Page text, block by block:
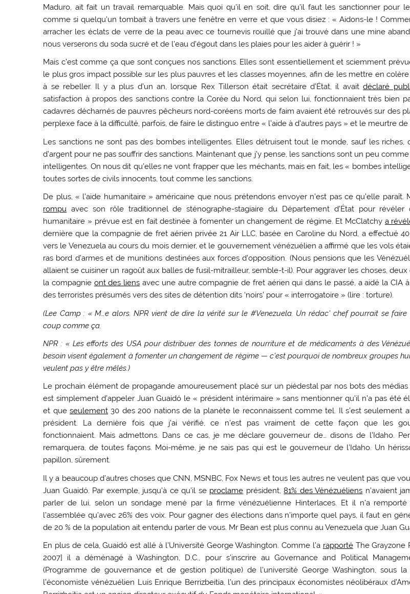
Maduro, ait fait un travail remarquable. Mais quoi qu’il en soit, dire qu’il faut les sanctionner pour
comme si quelqu’un tombait à travers une fenêtre en verre et que vous disiez : « Aidons-le !
arracher les éclats de verre de la peau avec ce tournevis rouillé que j’ai trouvé dans une mine
nous verserons du soda sucré et de l’eau d’égout dans les plaies pour les aider à guérir ! »
Mais c’est comme ça que sont conçues nos sanctions. Elles sont essentiellement et sciemment
le plus gros impact possible sur les plus pauvres et les classes moyennes, afin de les mettre en
à se rebeller. Il y a plus d’un an, lorsque Rex Tillerson était secrétaire d’État, il avaitdéclaré
satisfaction à propos des sanctions contre la Corée du Nord, qui selon lui, fonctionnaient très bien
cadavres décharnés de pauvres pêcheurs nord-coréens morts de faim avaient été retrouvés sur des
perplexe face à la difficulté, parfois, de faire le distinguo entre « l’aide à d’autres pays » et le meurtre de
Les sanctions ne sont pas des bombes intelligentes. Elles détruisent tout le monde, sauf les riches,
d’argent pour ne pas souffrir des sanctions. Maintenant que j’y pense, les sanctions sont un peu
intelligentes. On nous dit qu’elles ne vont frapper que les méchants, mais en fait, les « bombes
toutes sortes de civils innocents, tout comme les sanctions.
De plus, « l’aide humanitaire » américaine que nous prétendons envoyer n’est pas ce qu’elle paraît.
rompu avec son rôle traditionnel de sténographe-stagiaire du Département d’État pour révéler
humanitaire » prévue est en fait destinée à fomenter un changement de régime. Et McClatchy a
dernière que la compagnie de fret aérien privée 21 Air LLC, basée en Caroline du Nord, a effectué
vers le Venezuela au cours du mois dernier, et le gouvernement vénézuélien a affirmé que les vols
ras bord d’armes et de munitions destinées aux forces d’opposition. (Nous pensions que les
allaient se cuisiner un ragoût aux balles de fusil-mitrailleur, semble-t-il). Pour aggraver les choses, deux
la compagnie ont des liens avec une autre compagnie de fret aérien qui dans le passé, a aidé la CIA
des terroristes présumés vers des sites de détention dits ‘noirs’ pour « interrogatoire » (lire : torture).
(Lee Camp : « M…e alors. NPR vient de dire la vérité sur le #Venezuela. Un rédac’ chef pourrait se faire
coup comme ça.
NPR : « Les efforts des USA pour distribuer des tonnes de nourriture et de médicaments à des
besoin visent également à fomenter un changement de régime — c’est pourquoi de nombreux groupes
veulent pas y être mêlés.)
Le prochain élément de propagande amoureusement placé sur un piédestal par nos bots des
est simplement d’appeler Juan Guaidó le « président intérimaire » sans mentionner qu’il n’a pas été
et que seulement30 des 200 nations de la planète le reconnaissent comme tel. Il s’est seulement
président. La dernière fois que j’ai vérifié, ce n’est pas vraiment de cette façon que les
fonctionnaient. Mais admettons. Dans ce cas, je me déclare gouverneur de… disons de l’Idaho.
remarquera, de toutes façons. Moi-même, je ne sais pas qui est le gouverneur de l’Idaho. Un
papillon, sûrement.
Il y a beaucoup d’autres choses que CNN, MSNBC, Fox News et tous les autres ne veulent pas que
Juan Guaidó. Par exemple, jusqu’à ce qu’il se proclame président,81% des Vénézuéliens n’avaient
parler de lui, selon un sondage mené par la firme vénézuélienne Hinterlaces. Et il n’a
l’assemblée qu’avec 26% des voix. Pour gagner des élections dans n’importe quel pays, il faut en
de 20 % de la population ait entendu parler de vous. Mr Bean est plus connu au Venezuela que Juan
En plus de cela, Guaidó est allé à l’Université George Washington. Comme l’a rapportéThe Grayzone
2007] il a déménagé à Washington, D.C., pour s’inscrire au Governance and Political
(Programme de gouvernance et de gestion politique) de l’université George Washington, sous
l’économiste vénézuélien Luis Enrique Berrizbeitia, l’un des principaux économistes néolibéraux